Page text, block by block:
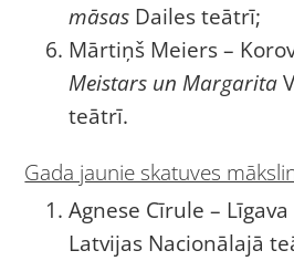
māsas Dailes teātrī;
Mārtiņš Meiers –
Meistars un Margarita
teātrī.
Gada jaunie skatuves
Agnese Cīrule –
Latvijas Nacionālajā